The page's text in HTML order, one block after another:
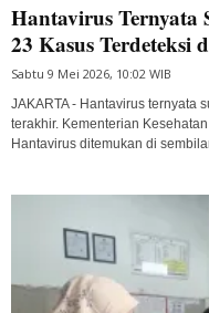
Hantavirus Ternyata
23 Kasus Terdeteksi
Sabtu 9 Mei 2026, 10:02 WIB
JAKARTA - Hantavirus ternyata
terakhir. Kementerian
Hantavirus ditemukan di